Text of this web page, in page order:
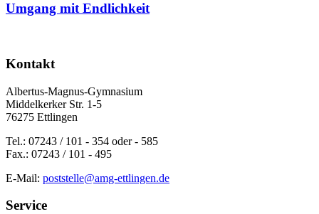
Umgang mit Endlichkeit
Kontakt
Albertus-Magnus-Gymnasium
Middelkerker Str. 1-5
76275 Ettlingen
Tel.: 07243 / 101 - 354 oder - 585
Fax.: 07243 / 101 - 495
E-Mail: poststelle@amg-ettlingen.de
Service